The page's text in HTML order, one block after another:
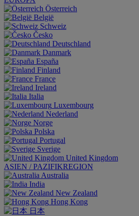
Österreich
België
Schweiz
Česko
Deutschland
Danmark
España
Finland
France
Ireland
Italia
Luxembourg
Nederland
Norge
Polska
Portugal
Sverige
United Kingdom
ASIEN / PAZIFIKREGION
Australia
India
New Zealand
Hong Kong
日本